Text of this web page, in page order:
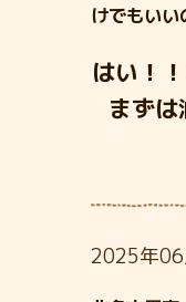
けでもいい
はい！
まず
2025年